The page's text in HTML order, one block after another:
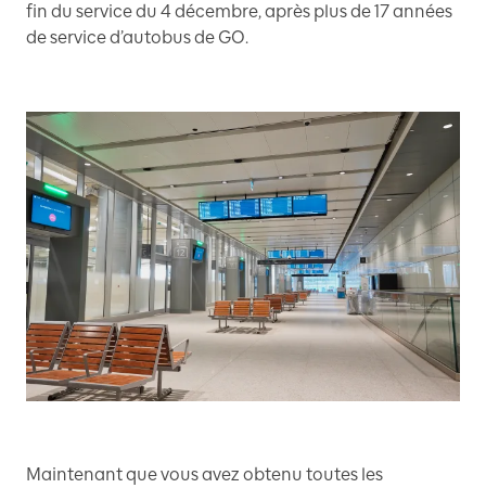
fin du service du 4 décembre, après plus de 17 années
de service d’autobus de GO.
Maintenant que vous avez obtenu toutes les